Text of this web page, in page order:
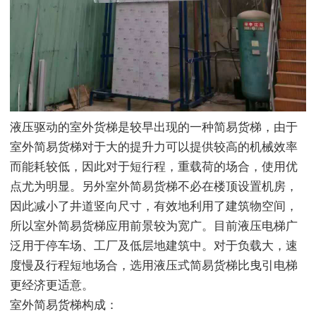
液压驱动的室外货梯是较早出现的一种简易货梯，由于
室外简易货梯对于大的提升力可以提供较高的机械效率
而能耗较低，因此对于短行程，重载荷的场合，使用优
点尤为明显。另外室外简易货梯不必在楼顶设置机房，
因此减小了井道竖向尺寸，有效地利用了建筑物空间，
所以室外简易货梯应用前景较为宽广。目前液压电梯广
泛用于停车场、工厂及低层地建筑中。对于负载大，速
度慢及行程短地场合，选用液压式简易货梯比曳引电梯
更经济更适意。
室外简易货梯构成：